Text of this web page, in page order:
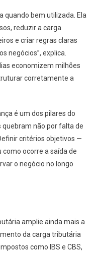
quando bem utilizada. Ela
reduzir a carga
e criar regras claras
negócios”, explica.
economizem milhões
corretamente a
é um dos pilares do
não por falta de
critérios objetivos —
ocorre a saída de
o negócio no longo
amplie ainda mais a
da carga tributária
como IBS e CBS,